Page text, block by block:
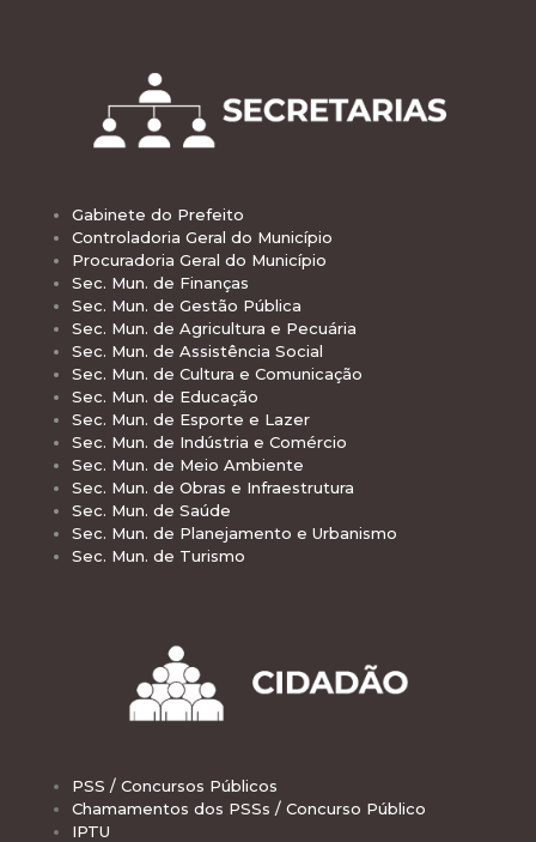
Gabinete do Prefeito
Controladoria Geral do Município
Procuradoria Geral do Município
Sec. Mun. de Finanças
Sec. Mun. de Gestão Pública
Sec. Mun. de Agricultura e Pecuária
Sec. Mun. de Assistência Social
Sec. Mun. de Cultura e Comunicação
Sec. Mun. de Educação
Sec. Mun. de Esporte e Lazer
Sec. Mun. de Indústria e Comércio
Sec. Mun. de Meio Ambiente
Sec. Mun. de Obras e Infraestrutura
Sec. Mun. de Saúde
Sec. Mun. de Planejamento e Urbanismo
Sec. Mun. de Turismo
PSS / Concursos Públicos
Chamamentos dos PSSs / Concurso Público
IPTU